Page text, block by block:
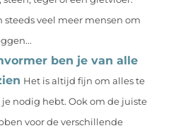
steeds veel meer mensen om
ben je van alle
Het is altijd fijn om alles te
nodig hebt. Ook om de juiste
voor de verschillende